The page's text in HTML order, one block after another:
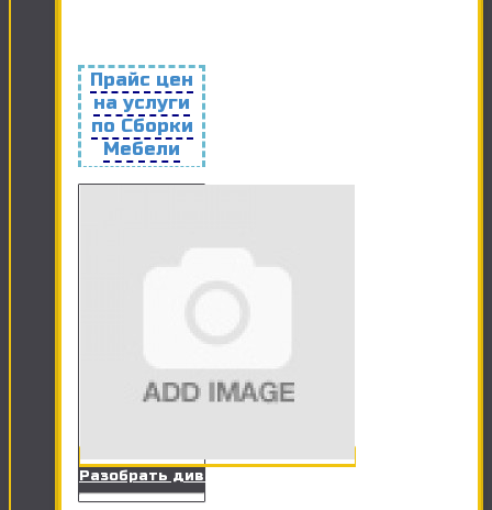
Прайс цен
на услуги
по Сборки
Мебели
Разобрать диван